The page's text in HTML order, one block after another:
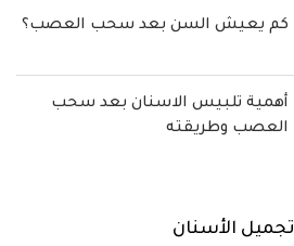
كم يعيش السن بعد سحب العصب؟
أهمية تلبيس الاسنان بعد سحب
العصب وطريقته
الأسنان